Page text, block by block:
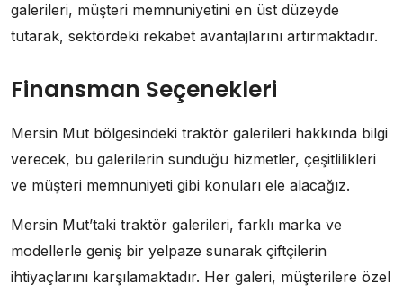
galerileri, müşteri memnuniyetini en üst düzeyde
tutarak, sektördeki rekabet avantajlarını artırmaktadır.
Finansman Seçenekleri
Mersin Mut bölgesindeki traktör galerileri hakkında bilgi
verecek, bu galerilerin sunduğu hizmetler, çeşitlilikleri
ve müşteri memnuniyeti gibi konuları ele alacağız.
Mersin Mut’taki traktör galerileri, farklı marka ve
modellerle geniş bir yelpaze sunarak çiftçilerin
ihtiyaçlarını karşılamaktadır. Her galeri, müşterilere özel